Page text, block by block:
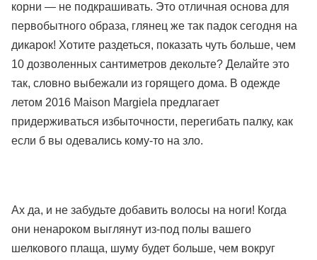
корни — не подкрашивать. Это отличная основа для
первобытного образа, глянец же так падок сегодня на
дикарок! Хотите раздеться, показать чуть больше, чем
10 дозволенных сантиметров декольте? Делайте это
так, словно выбежали из горящего дома. В одежде
летом 2016 Maison Margiela предлагает
придерживаться избыточности, перегибать палку, как
если б вы одевались кому-то на зло.
Ах да, и не забудьте добавить волосы на ноги! Когда
они ненароком выглянут из-под полы вашего
шелкового плаща, шуму будет больше, чем вокруг